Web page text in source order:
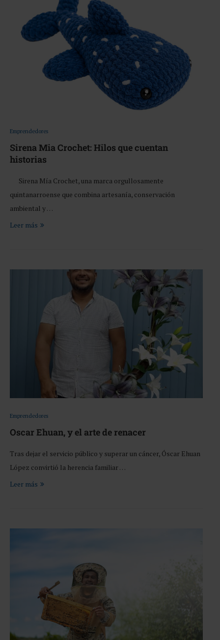
Emprendedores
Sirena Mia Crochet: Hilos que cuentan
historias
Sirena Mía Crochet, una marca orgullosamente
quintanarroense que combina artesanía, conservación
ambiental y …
Leer más
Emprendedores
Oscar Ehuan, y el arte de renacer
Tras dejar el servicio público y superar un cáncer, Óscar Ehuan
López convirtió la herencia familiar …
Leer más